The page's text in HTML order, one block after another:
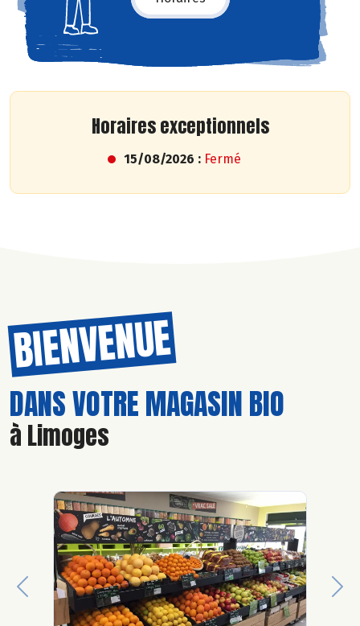
Horaires exceptionnels
15/08/2026 : Fermé
BIENVENUE
DANS VOTRE MAGASIN BIO
à Limoges
Previous